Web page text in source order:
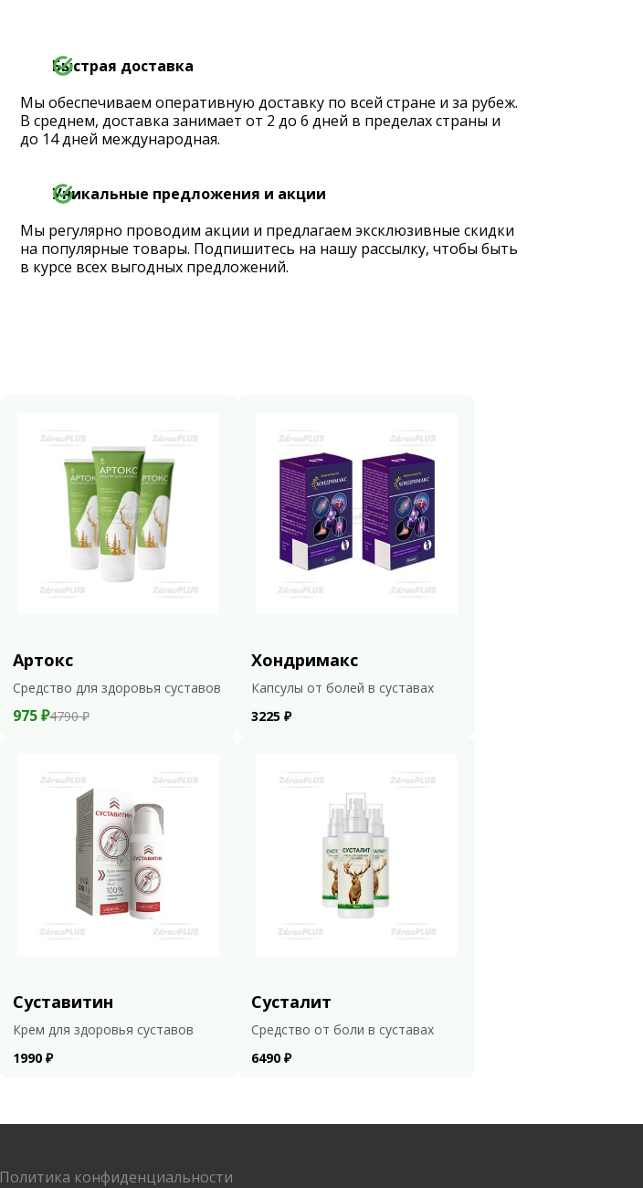
Быстрая доставка
Мы обеспечиваем оперативную доставку по всей стране и за рубеж.
В среднем, доставка занимает от 2 до 6 дней в пределах страны и
до 14 дней международная.
Уникальные предложения и акции
Мы регулярно проводим акции и предлагаем эксклюзивные скидки
на популярные товары. Подпишитесь на нашу рассылку, чтобы быть
в курсе всех выгодных предложений.
Артокс
Средство для здоровья суставов
975 ₽4790 ₽
Хондримакс
Капсулы от болей в суставах
3225 ₽
Суставитин
Крем для здоровья суставов
1990 ₽
Сусталит
Средство от боли в суставах
6490 ₽
Политика конфиденциальности